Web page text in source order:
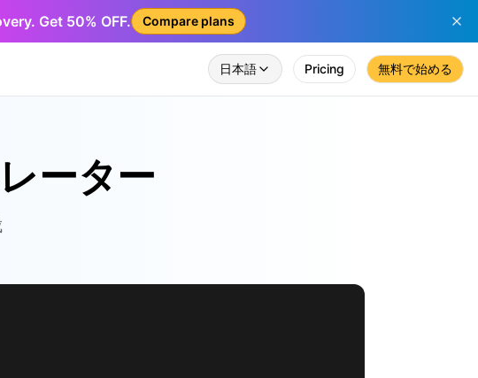
Get 50% OFF. Compare plans
日本語 Pricing 無料で始める
ーター